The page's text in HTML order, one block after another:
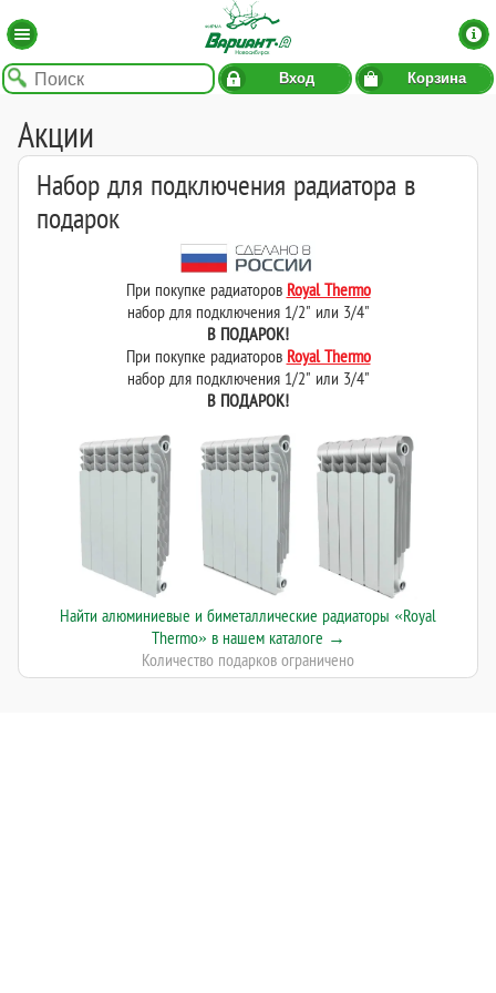
Вход Корзина
Акции
Набор для подключения радиатора в
подарок
При покупке радиаторов Royal Thermo
набор для подключения1/2" или 3/4"
В ПОДАРОК!
При покупке радиаторов Royal Thermo
набор для подключения1/2" или 3/4"
В ПОДАРОК!
Найти алюминиевые и биметаллические радиаторы «Royal
Thermo» в нашем каталоге →
Количество подарков ограничено